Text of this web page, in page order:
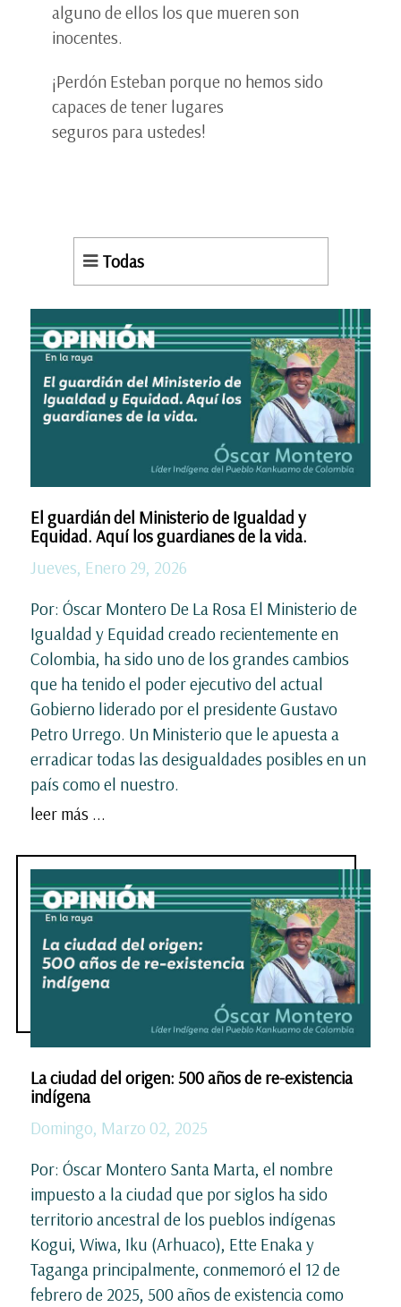
alguno de ellos los que mueren son
inocentes.
¡Perdón Esteban porque no hemos sido
capaces de tener lugares
seguros para ustedes!
Todas
El guardián del Ministerio de Igualdad y
Equidad. Aquí los guardianes de la vida.
Jueves, Enero 29, 2026
Por: Óscar Montero De La Rosa El Ministerio de
Igualdad y Equidad creado recientemente en
Colombia, ha sido uno de los grandes cambios
que ha tenido el poder ejecutivo del actual
Gobierno liderado por el presidente Gustavo
Petro Urrego. Un Ministerio que le apuesta a
erradicar todas las desigualdades posibles en un
país como el nuestro.
leer más ...
La ciudad del origen: 500 años de re-existencia
indígena
Domingo, Marzo 02, 2025
Por: Óscar Montero Santa Marta, el nombre
impuesto a la ciudad que por siglos ha sido
territorio ancestral de los pueblos indígenas
Kogui, Wiwa, Iku (Arhuaco), Ette Enaka y
Taganga principalmente, conmemoró el 12 de
febrero de 2025, 500 años de existencia como